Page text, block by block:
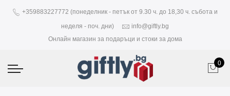
+359883227772 (понеделник - петък от 9.30 ч. до 18,30 ч. събота и
неделя - поч. дни)
info@giftly.bg
Онлайн магазин за подаръци и стоки за дома
0